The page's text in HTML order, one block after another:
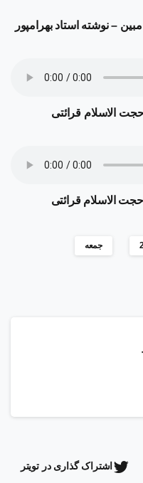
– نوشته استاد بهرامپور
الاسلام قرائتی
حجت الاسلام قرائتی
جمعه
اشتراک گذاری در تویتر